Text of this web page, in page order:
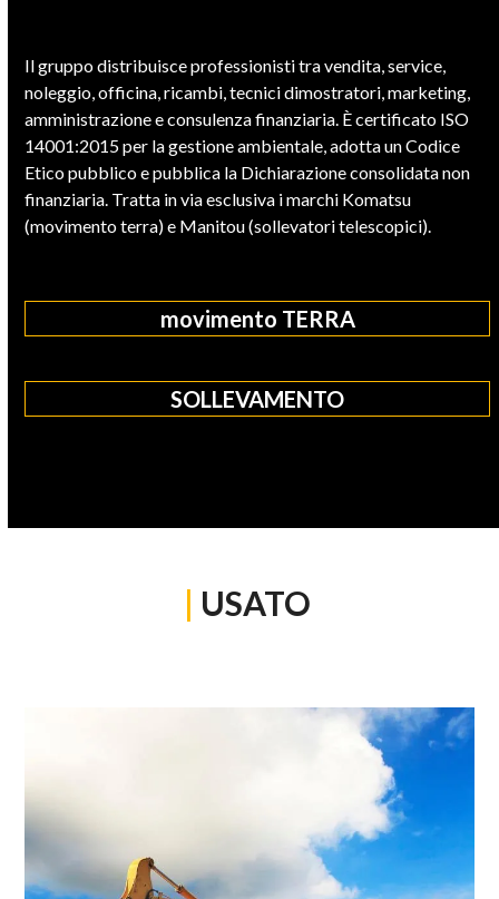
Il gruppo distribuisce professionisti tra vendita, service,
noleggio, officina, ricambi, tecnici dimostratori, marketing,
amministrazione e consulenza finanziaria. È certificato ISO
14001:2015 per la gestione ambientale, adotta un Codice
Etico pubblico e pubblica la Dichiarazione consolidata non
finanziaria. Tratta in via esclusiva i marchi Komatsu
(movimento terra) e Manitou (sollevatori telescopici).
movimento TERRA
SOLLEVAMENTO
| USATO